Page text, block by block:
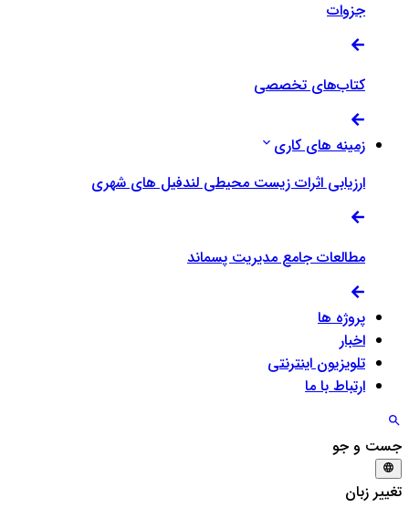
جزوات
کتاب‌های تخصصی
زمینه های کاری
ارزیابی اثرات زیست محیطی لندفیل های شهری
مطالعات جامع مدیریت پسماند
پروژه ها
اخبار
تلویزیون اینترنتی
ارتباط با ما
جست و جو
تغییر زبان